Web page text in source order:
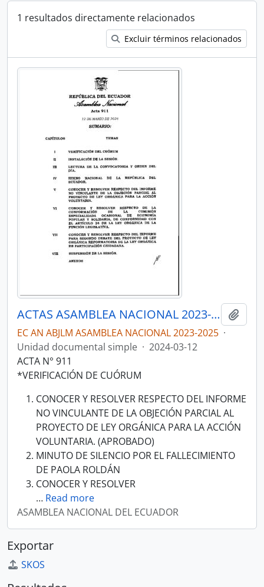
1 resultados directamente relacionados
Excluir términos relacionados
ACTAS ASAMBLEA NACIONAL 2023-2025
EC AN ABJLM ASAMBLEA NACIONAL 2023-2025 ·
Unidad documental simple · 2024-03-12
ACTA N° 911
*VERIFICACIÓN DE CUÓRUM
CONOCER Y RESOLVER RESPECTO DEL INFORME
NO VINCULANTE DE LA OBJECIÓN PARCIAL AL
PROYECTO DE LEY ORGÁNICA PARA LA ACCIÓN
VOLUNTARIA. (APROBADO)
MINUTO DE SILENCIO POR EL FALLECIMIENTO
DE PAOLA ROLDÁN
CONOCER Y RESOLVER
… Read more
ASAMBLEA NACIONAL DEL ECUADOR
Exportar
SKOS